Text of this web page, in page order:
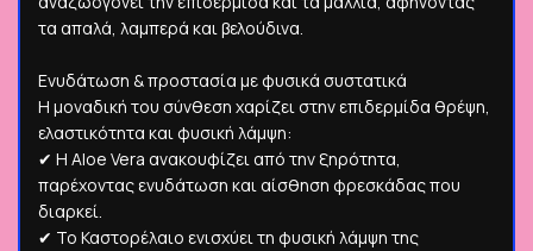
τα απαλά, λαμπερά και βελούδινα.
Ενυδάτωση & προστασία με φυσικά συστατικά
Η μοναδική του σύνθεση χαρίζει στην επιδερμίδα θρέψη,
ελαστικότητα και φυσική λάμψη:
✔ Η Aloe Vera ανακουφίζει από την ξηρότητα,
παρέχοντας ενυδάτωση και αίσθηση φρεσκάδας που
διαρκεί.
✔ Το Καστορέλαιο ενισχύει τη φυσική λάμψη της